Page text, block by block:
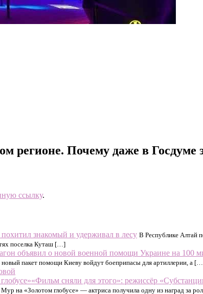
регионе. Почему даже в Госдуме
ссылку.
знакомый и удерживал в лесу В Республике Алтай
поселка Куташ […]
объявил о новой военной помощи Украине на 100
пакет помощи Киеву войдут боеприпасы для артиллерии, а
«Фильм сняли для этого»: режиссёр
на «Золотом глобусе» — актриса получила одну из наград за